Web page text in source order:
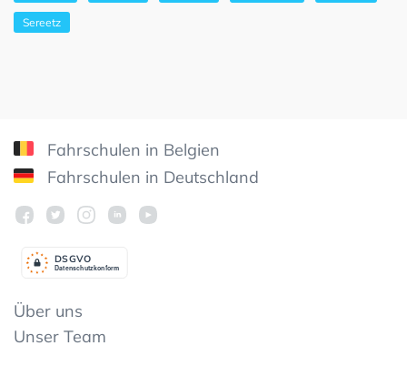
Sereetz
Fahrschulen in Belgien
Fahrschulen in Deutschland
Datenschutzkonform
DSGVO
Über uns
Unser Team